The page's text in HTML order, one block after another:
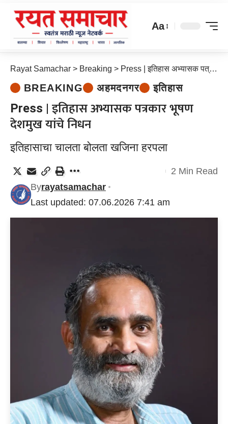
Aa
Rayat Samachar > Breaking > Press | इतिहास अभ्यासक पत्रकार भूषण देशमुख यांचे निधन
BREAKING अहमदनगर इतिहास
Press | इतिहास अभ्यासक पत्रकार भूषण
देशमुख यांचे निधन
इतिहासाचा चालता बोलता खजिना हरपला
Last updated: 07.06.2026 7:41 am
Byrayatsamachar
2 Min Read